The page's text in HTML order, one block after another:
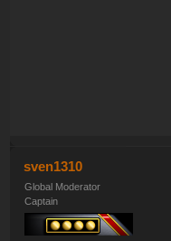
sven1310
Global Moderator
Captain